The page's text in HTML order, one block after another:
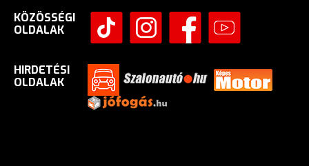
KÖZÖSSÉGI
OLDALAK
HIRDETÉSI
OLDALAK